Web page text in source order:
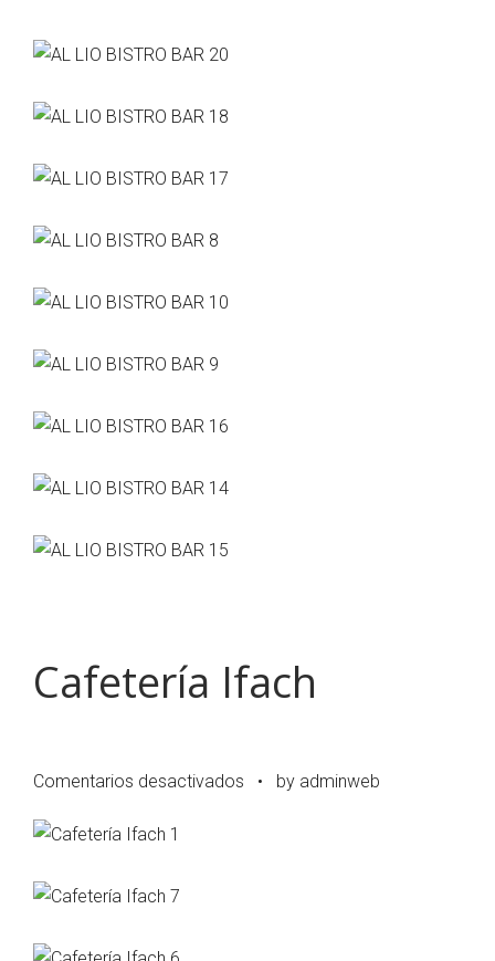
Cafetería Ifach
Comentarios desactivados en
• by adminweb